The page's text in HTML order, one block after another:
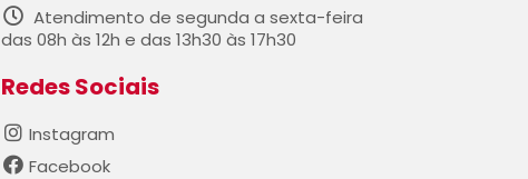
Atendimento de segunda a sexta-feira
das 08h às 12h e das 13h30 às 17h30
Redes Sociais
Instagram
Facebook